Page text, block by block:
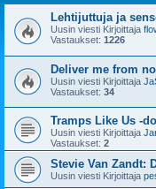
Lehtijuttuja ja
Uusin viesti Kirjoittaja
Vastaukset: 1226
Deliver me from
Uusin viesti Kirjoittaja
Vastaukset: 34
Tramps Like Us -
Uusin viesti Kirjoittaja
Vastaukset: 2
Stevie Van Zandt:
Uusin viesti Kirjoittaja